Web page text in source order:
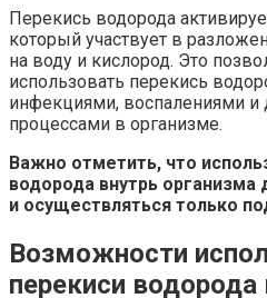
Перекись водорода
который участвует в
на воду и кислород. Это
использовать перекись
инфекциями, воспалениями и
процессами в организме.
Важно отметить, что
водорода внутрь
и осуществляться только
Возможности
перекиси